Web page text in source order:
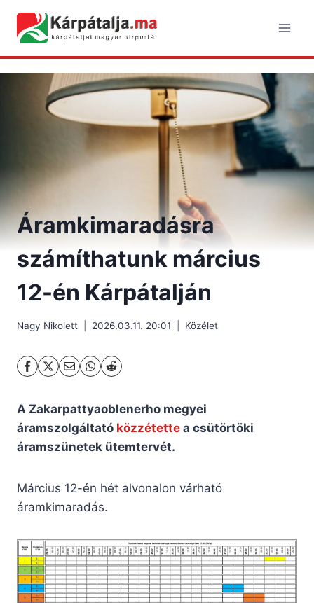
content
Áramkimaradásra
számíthatunk március
12-én Kárpátalján
Nagy Nikolett 2026.03.11. 20:01 Közélet
A Zakarpattyaoblenerho megyei
áramszolgáltató közzétette a csütörtöki
áramszünetek ütemtervét.
Március 12-én hét alvonalon várható
áramkimaradás.